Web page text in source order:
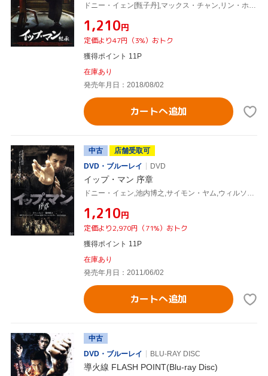
ドニー・イェン[甄子丹],マックス・チャン,リン・ホン,ウィルソン・イップ[葉偉信](監督),川井憲次(音楽)
¥1,210円
定価より47円（3%）おトク
獲得ポイント 11P
在庫あり
発売年月日：2018/08/02
カートへ追加
中古
店舗受取可
DVD・ブルーレイ
DVD
イップ・マン 序章
ドニー・イェン,池内博之,サイモン・ヤム,ウィルソン・イップ(監督),川井憲次(音楽)
¥1,210円
定価より2,970円（71%）おトク
獲得ポイント 11P
在庫あり
発売年月日：2011/06/02
カートへ追加
中古
DVD・ブルーレイ
BLU-RAY DISC
導火線 FLASH POINT(Blu-ray Disc)